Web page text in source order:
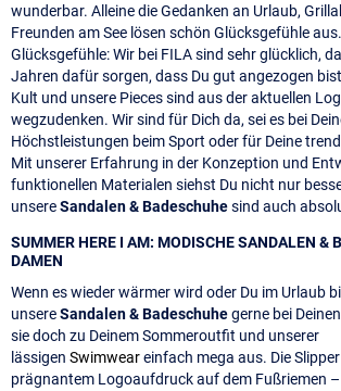
wunderbar. Alleine die Gedanken an Urlaub,
Freunden am See lösen schön Glücksgefühle
Glücksgefühle: Wir bei FILA sind sehr glücklich,
Jahren dafür sorgen, dass Du gut angezogen
Kult und unsere Pieces sind aus der aktuellen
wegzudenken. Wir sind für Dich da, sei es bei
Höchstleistungen beim Sport oder für Deine
Mit unserer Erfahrung in der Konzeption und
funktionellen Materialen siehst Du nicht nur
unsereSandalen & Badeschuhesind auch
SUMMER HERE I AM: MODISCHE SANDALEN &
DAMEN
Wenn es wieder wärmer wird oder Du im Urlaub
unsereSandalen & Badeschuhegerne bei
sie doch zu Deinem Sommeroutfit und unserer
lässigen Swimweareinfach mega aus. Die
prägnantem Logoaufdruck auf dem Fußriemen